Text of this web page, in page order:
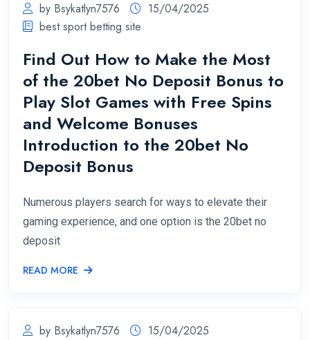
by Bsykatlyn7576
15/04/2025
best sport betting site
Find Out How to Make the Most
of the 20bet No Deposit Bonus to
Play Slot Games with Free Spins
and Welcome Bonuses
Introduction to the 20bet No
Deposit Bonus
Numerous players search for ways to elevate their
gaming experience, and one option is the 20bet no
deposit
READ MORE
by Bsykatlyn7576
15/04/2025